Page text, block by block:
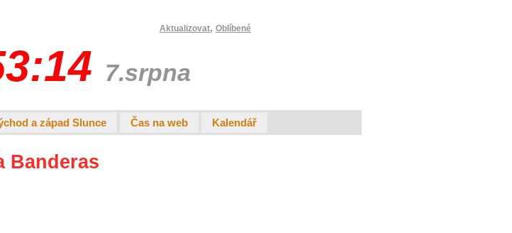
Aktualizovat, Oblíbené
7.srpna
a západ Slunce Čas na web Kalendář
Banderas